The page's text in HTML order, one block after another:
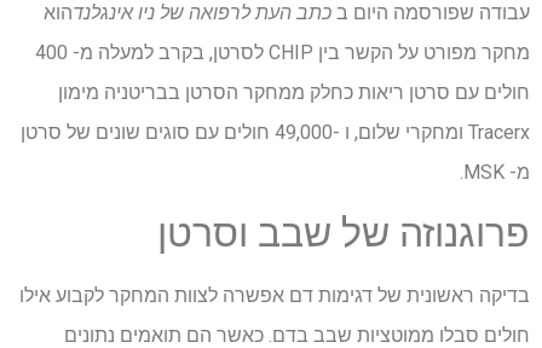
עבודה שפורסמה היום ב כתב העת לרפואה של ניו אינגלנדהוא
מחקר מפורט על הקשר בין CHIP לסרטן, בקרב למעלה מ- 400
חולים עם סרטן ריאות כחלק ממחקר הסרטן בבריטניה מימון
Tracerx ומחקרי שלום, ו -49,000 חולים עם סוגים שונים של סרטן
מ- MSK.
פרוגנוזה של שבב וסרטן
בדיקה ראשונית של דגימות דם אפשרה לצוות המחקר לקבוע אילו
חולים סבלו ממוטציות שבב בדם. כאשר הם תואמים נתונים